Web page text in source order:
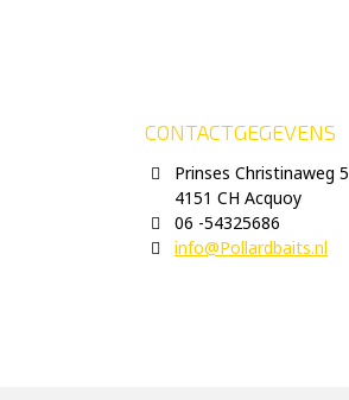
CONTACTGEGEVENS
Prinses Christinaweg 5
4151 CH Acquoy
06 -54325686
info@Pollardbaits.nl